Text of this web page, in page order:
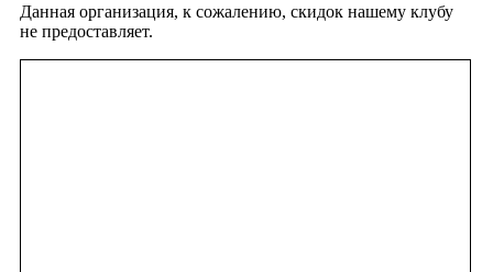
Данная организация, к сожалению, скидок нашему клубу
не предоставляет.